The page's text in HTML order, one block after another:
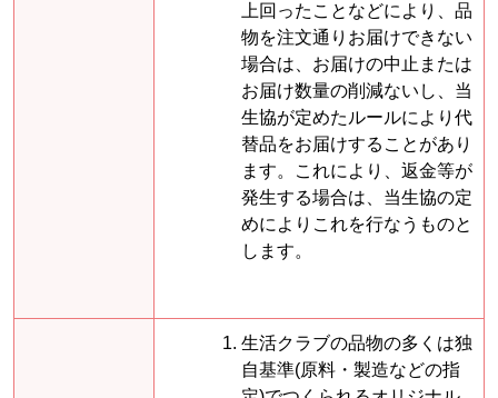
上回ったことなどにより、品
物を注文通りお届けできない
場合は、お届けの中止または
お届け数量の削減ないし、当
生協が定めたルールにより代
替品をお届けすることがあり
ます。これにより、返金等が
発生する場合は、当生協の定
めによりこれを行なうものと
します。
生活クラブの品物の多くは独
自基準(原料・製造などの指